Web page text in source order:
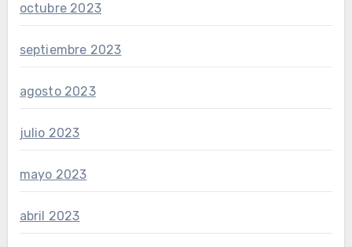
octubre 2023
septiembre 2023
agosto 2023
julio 2023
mayo 2023
abril 2023